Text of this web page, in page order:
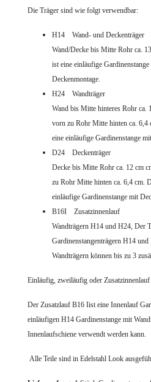
Die Träger sind wie folgt verwendbar:
H14 Wand- und
Wand/Decke bis Mitte Rohr ca.
ist eine einläufige
Deckenmontage.
H24 Wandträger
Wand bis Mitte hinteres Rohr
vorn zu Rohr Mitte hinten ca. 6,4
eine einläufige Gardinenstange
D24 Deckenträger
Decke bis Mitte Rohr ca. 12 cm
zu Rohr Mitte hinten ca. 6,4 cm.
einläufige Gardinenstange mit
B16I Zusatzinnenlauf
Wandträgern H14 und H24 Der
Gardinenstangenträgern H14 und
Wandträgern können bis zu 3
Einläufig, zweiläufig oder Zusatzinnenlauf
Der Zusatzlauf B16 Iist eine Innenlauf
einläufigen H14 Gardinenstange mit
Innenlaufschiene verwendt werden kann.
Alle Teile sind in Edelstahl Look